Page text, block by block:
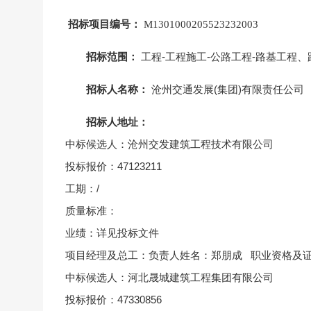
招标项目编号： M1301000205523232003
招标范围： 工程-工程施工-公路工程-路基工程、
招标人名称： 沧州交通发展(集团)有限责任公司
招标人地址：
中标候选人：沧州交发建筑工程技术有限公司
投标报价：47123211
工期：/
质量标准：
业绩：详见投标文件
项目经理及总工：负责人姓名：郑朋成 职业资格及
中标候选人：河北晟城建筑工程集团有限公司
投标报价：47330856